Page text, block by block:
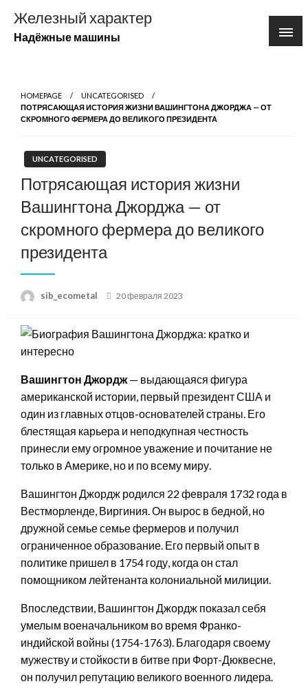
содержимому
Железный характер
Надёжные машины
HOMEPAGE
UNCATEGORISED
ПОТРЯСАЮЩАЯ ИСТОРИЯ ЖИЗНИ ВАШИНГТОНА ДЖОРДЖА — ОТ
СКРОМНОГО ФЕРМЕРА ДО ВЕЛИКОГО ПРЕЗИДЕНТА
UNCATEGORISED
Потрясающая история жизни
Вашингтона Джорджа — от
скромного фермера до великого
президента
sib_ecometal
Posted
20 февраля 2023
Вашингтон Джордж— выдающаяся фигура
американской истории, первый президент США и
один из главных отцов-основателей страны. Его
блестящая карьера и неподкупная честность
принесли ему огромное уважение и почитание не
только в Америке, но и по всему миру.
Вашингтон Джордж родился 22 февраля 1732 года в
Вестморленде, Виргиния. Он вырос в бедной, но
дружной семье семье фермеров и получил
ограниченное образование. Его первый опыт в
политике пришел в 1754 году, когда он стал
помощником лейтенанта колониальной милиции.
Впоследствии, Вашингтон Джордж показал себя
умелым военачальником во время Франко-
индийской войны (1754-1763). Благодаря своему
мужеству и стойкости в битве при Форт-Дюквесне,
он получил репутацию великого военного лидера.